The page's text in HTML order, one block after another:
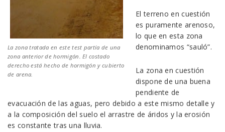
La zona tratada en este test partía de una
zona anterior de hormigón. El costado
derecho está hecho de hormigón y cubierto
de arena.
El terreno en cuestión
es puramente arenoso,
lo que en esta zona
denominamos “sauló”.
La zona en cuestión
dispone de una buena
pendiente de
evacuación de las aguas, pero debido a este mismo detalle y
a la composición del suelo el arrastre de áridos y la erosión
es constante tras una lluvia.